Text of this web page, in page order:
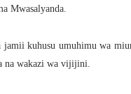
Mwasalyanda.
kuhusu umuhimu wa
na wakazi wa vijijini.